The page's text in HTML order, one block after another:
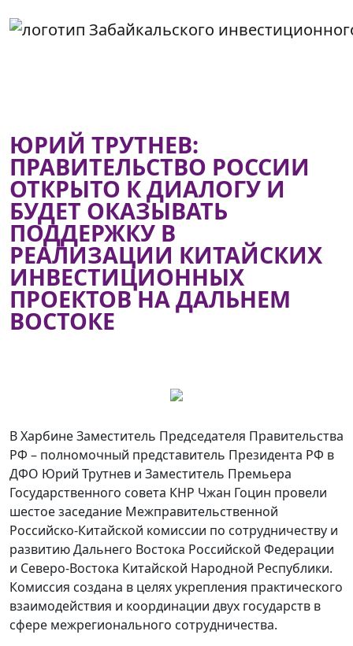
ЮРИЙ ТРУТНЕВ:
ПРАВИТЕЛЬСТВО РОССИИ
ОТКРЫТО К ДИАЛОГУ И
БУДЕТ ОКАЗЫВАТЬ
ПОДДЕРЖКУ В
РЕАЛИЗАЦИИ КИТАЙСКИХ
ИНВЕСТИЦИОННЫХ
ПРОЕКТОВ НА ДАЛЬНЕМ
ВОСТОКЕ
В Харбине Заместитель Председателя Правительства
РФ – полномочный представитель Президента РФ в
ДФО Юрий Трутнев и Заместитель Премьера
Государственного совета КНР Чжан Гоцин провели
шестое заседание Межправительственной
Российско-Китайской комиссии по сотрудничеству и
развитию Дальнего Востока Российской Федерации
и Северо-Востока Китайской Народной Республики.
Комиссия создана в целях укрепления практического
взаимодействия и координации двух государств в
сфере межрегионального сотрудничества.